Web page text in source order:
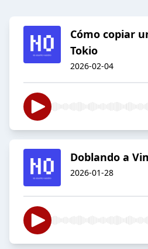
Cómo copiar
Tokio
2026-02-04
Doblando a
2026-01-28